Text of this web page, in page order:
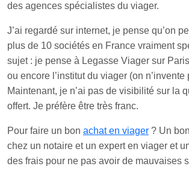
des agences spécialistes du viager.
J’ai regardé sur internet, je pense qu’on
plus de 10 sociétés en France vraiment
sujet : je pense à Legasse Viager sur
ou encore l’institut du viager (on
Maintenant, je n’ai pas de visibilité sur la
offert. Je préfère être très franc.
Pour faire un bon achat en viager ? Un
chez un notaire et un expert en viager et
des frais pour ne pas avoir de mauvaises